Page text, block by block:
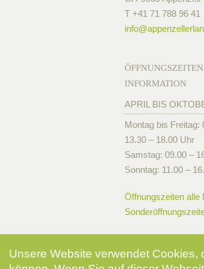
T +41 71 788 96 41
info@
INFORMATION
APRIL BIS
Montag bis Freitag:
13.30 – 18.00 Uhr
Samstag: 09.00 –
Sonntag: 11.00 –
Öffnungszeiten alle
Unsere Website verwendet